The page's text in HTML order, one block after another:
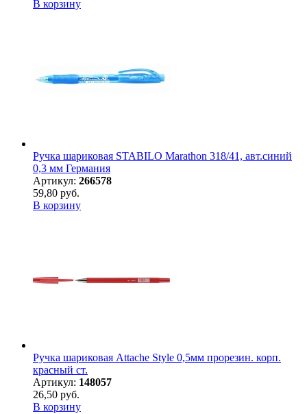
В корзину
Ручка шариковая STABILO Marathon 318/41, авт.синий
0,3 мм Германия
Артикул: 266578
59,80 руб.
В корзину
Ручка шариковая Attache Style 0,5мм прорезин. корп.
красный ст.
Артикул: 148057
26,50 руб.
В корзину